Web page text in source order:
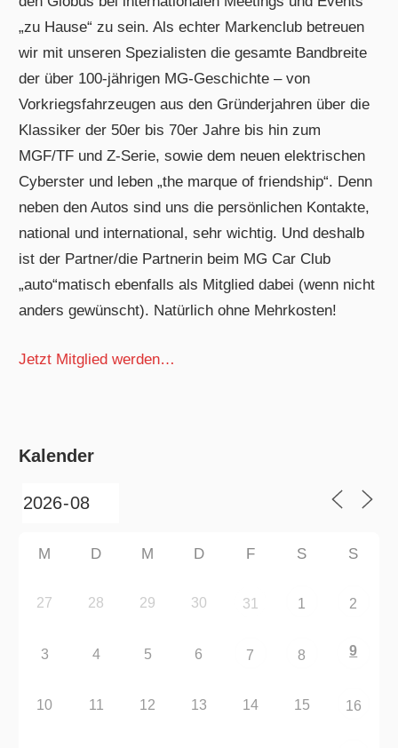
„zu Hause“ zu sein. Als echter Markenclub betreuen
wir mit unseren Spezialisten die gesamte Bandbreite
der über 100-jährigen MG-Geschichte – von
Vorkriegsfahrzeugen aus den Gründerjahren über die
Klassiker der 50er bis 70er Jahre bis hin zum
MGF/TF und Z-Serie, sowie dem neuen elektrischen
Cyberster und leben „the marque of friendship“. Denn
neben den Autos sind uns die persönlichen Kontakte,
national und international, sehr wichtig. Und deshalb
ist der Partner/die Partnerin beim MG Car Club
„auto“matisch ebenfalls als Mitglied dabei (wenn nicht
anders gewünscht). Natürlich ohne Mehrkosten!
Jetzt Mitglied werden…
Kalender
M D M D F S S
27 28 29 30 31 1 2
3 4 5 6 7 8 9
10 11 12 13 14 15 16